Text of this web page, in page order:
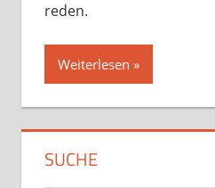
reden.
Weiterlesen
SUCHE